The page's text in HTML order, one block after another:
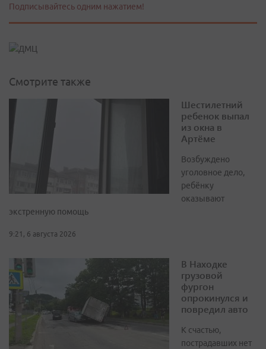
Подписывайтесь одним нажатием!
Смотрите также
Шестилетний
ребенок выпал
из окна в
Артёме
Возбуждено
уголовное дело,
ребёнку
оказывают
экстренную помощь
9:21, 6 августа 2026
В Находке
грузовой
фургон
опрокинулся и
повредил авто
К счастью,
пострадавших нет